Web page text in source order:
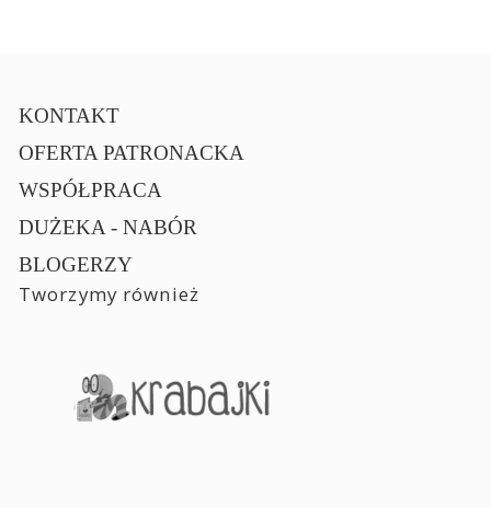
KONTAKT
OFERTA PATRONACKA
WSPÓŁPRACA
DUŻEKA - NABÓR
BLOGERZY
Tworzymy również